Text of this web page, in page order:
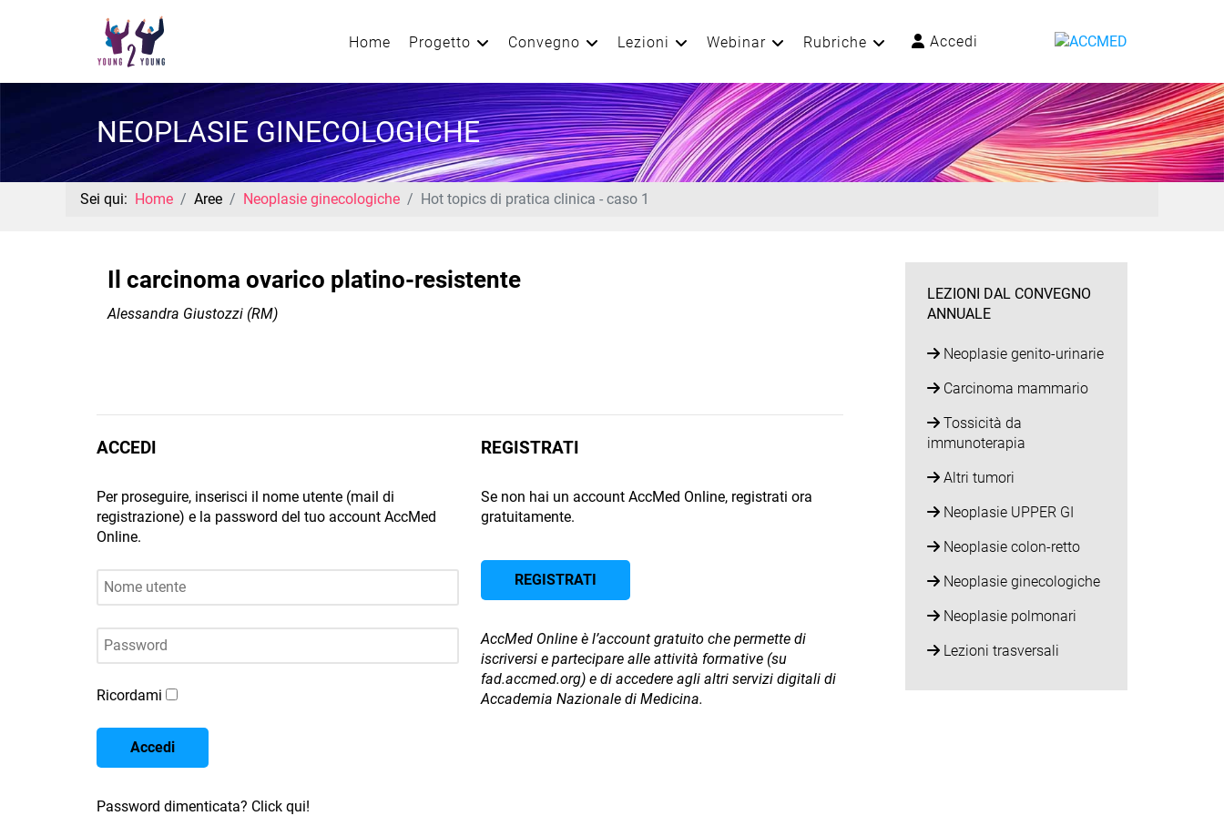
Home Progetto Convegno Lezioni Webinar Rubriche Accedi
NEOPLASIE GINECOLOGICHE
Sei qui: Home Aree Neoplasie ginecologiche Hot topics di pratica clinica - caso 1
Il carcinoma ovarico platino-resistente
Alessandra Giustozzi (RM)
ACCEDI
Per proseguire, inserisci il nome utente (mail di
registrazione) e la password del tuo account AccMed
Online.
Nome utente
Password
Ricordami
Accedi
Password dimenticata? Click qui!
REGISTRATI
Se non hai un account AccMed Online, registrati ora
gratuitamente.
REGISTRATI
AccMed Online è l’account gratuito che permette di
iscriversi e partecipare alle attività formative (su
fad.accmed.org) e di accedere agli altri servizi digitali di
Accademia Nazionale di Medicina.
LEZIONI DAL CONVEGNO
ANNUALE
Neoplasie genito-urinarie
Carcinoma mammario
Tossicità da
immunoterapia
Altri tumori
Neoplasie UPPER GI
Neoplasie colon-retto
Neoplasie ginecologiche
Neoplasie polmonari
Lezioni trasversali